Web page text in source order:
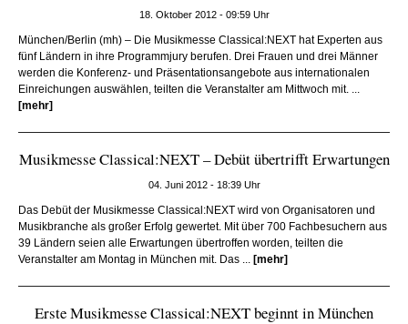
18. Oktober 2012 - 09:59 Uhr
München/Berlin (mh) – Die Musikmesse Classical:NEXT hat Experten aus
fünf Ländern in ihre Programmjury berufen. Drei Frauen und drei Männer
werden die Konferenz- und Präsentationsangebote aus internationalen
Einreichungen auswählen, teilten die Veranstalter am Mittwoch mit. ...
[mehr]
Musikmesse Classical:NEXT – Debüt übertrifft Erwartungen
04. Juni 2012 - 18:39 Uhr
Das Debüt der Musikmesse Classical:NEXT wird von Organisatoren und
Musikbranche als großer Erfolg gewertet. Mit über 700 Fachbesuchern aus
39 Ländern seien alle Erwartungen übertroffen worden, teilten die
Veranstalter am Montag in München mit. Das ... [mehr]
Erste Musikmesse Classical:NEXT beginnt in München